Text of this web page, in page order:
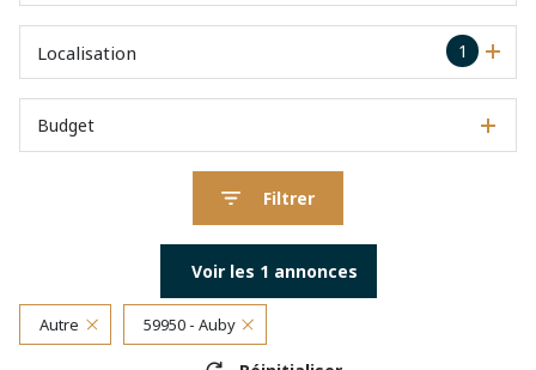
1
Localisation
Budget
Filtrer
Voir les 1 annonces
Autre 59950 - Auby